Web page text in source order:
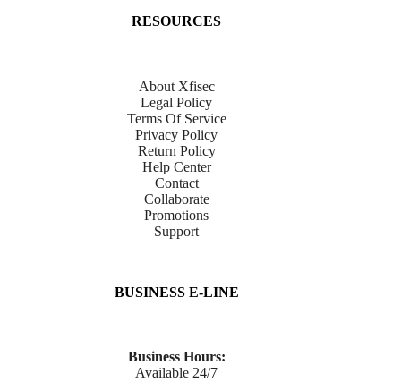
RESOURCES
About Xfisec
Legal Policy
Terms Of Service
Privacy Policy
Return Policy
Help Center
Contact
Collaborate
Promotions
Support
BUSINESS E-LINE
Business Hours:
Available 24/7